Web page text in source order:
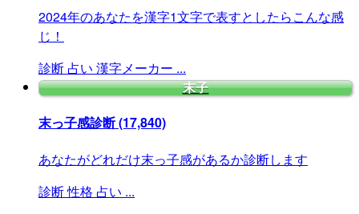
2024年のあなたを漢字1文字で表すとしたらこんな感
じ！
診断 占い 漢字メーカー ...
末子
末っ子感診断(17,840)
あなたがどれだけ末っ子感があるか診断します
診断性格 占い ...